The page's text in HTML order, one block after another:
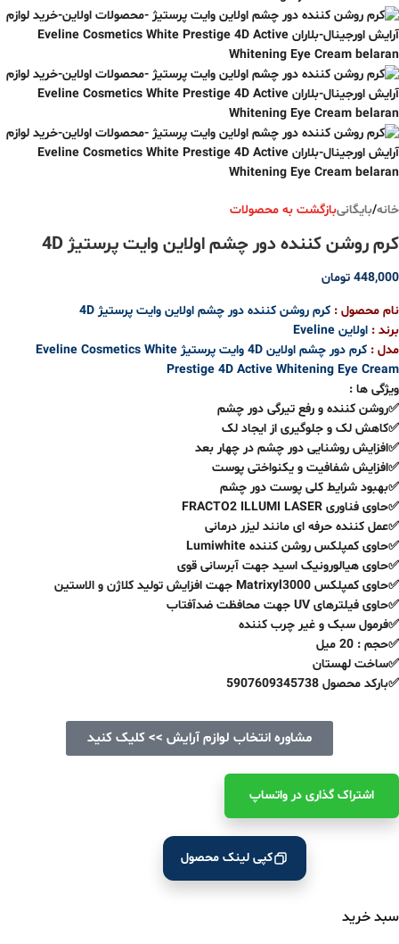
سبد خرید
خانه/بایگانیبازگشت به محصولات
کرم روشن کننده دور چشم اولاین وایت پرستیژ 4D
448,000 تومان
نام محصول : کرم روشن کننده دور چشم اولاین وایت پرستیژ 4D
برند : اولاین Eveline
مدل :
کرم دور چشم اولاین 4D وایت پرستیژ Eveline Cosmetics White
Prestige 4D Active Whitening Eye Cream
ویژگی ها :
✅روشن کننده و رفع تیرگی دور چشم
✅کاهش لک و جلوگیری از ایجاد لک
✅افزایش روشنایی دور چشم در چهار بعد
✅افزایش شفافیت و یکنواختی پوست
✅بهبود شرایط کلی پوست دور چشم
✅حاوی فناوری FRACTO2 ILLUMI LASER
✅عمل کننده حرفه ای مانند لیزر درمانی
✅حاوی کمپلکس روشن کننده Lumiwhite
✅حاوی هیالورونیک اسید جهت آبرسانی قوی
✅حاوی کمپلکس Matrixyl3000 جهت افزایش تولید کلاژن و الاستین
✅حاوی فیلترهای UV جهت محافظت ضدآفتاب
✅فرمول سبک و غیر چرب کننده
✅حجم : 20 میل
✅ساخت لهستان
✅بارکد محصول 5907609345738
مشاوره انتخاب لوازم آرایش >> کلیک کنید
اشتراک ‌گذاری در واتساپ
کپی لینک محصول